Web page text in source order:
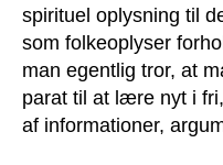
spirituel oplysning til
som folkeoplyser
man egentlig tror, at
parat til at lære nyt i
af informationer,